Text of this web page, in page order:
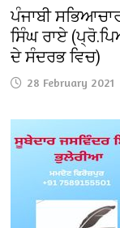
ਪੰਜਾਬੀ
ਸਿੰਘ ਰਾਏ
ਦੇ ਸੰਦਰਭ ਵਿਚ)
28 February 2021